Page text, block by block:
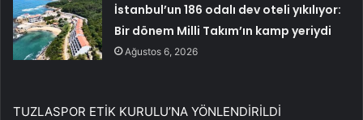
İstanbul’un 186 odalı dev oteli yıkılıyor:
Bir dönem Milli Takım’ın kamp yeriydi
Ağustos 6, 2026
TUZLASPOR ETİK KURULU’NA YÖNLENDİRİLDİ